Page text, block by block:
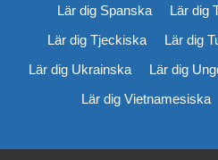
Lär dig Spanska
Lär dig
Lär dig Tjeckiska
Lär dig
Lär dig Ukrainska
Lär dig
Lär dig Vietnamesiska